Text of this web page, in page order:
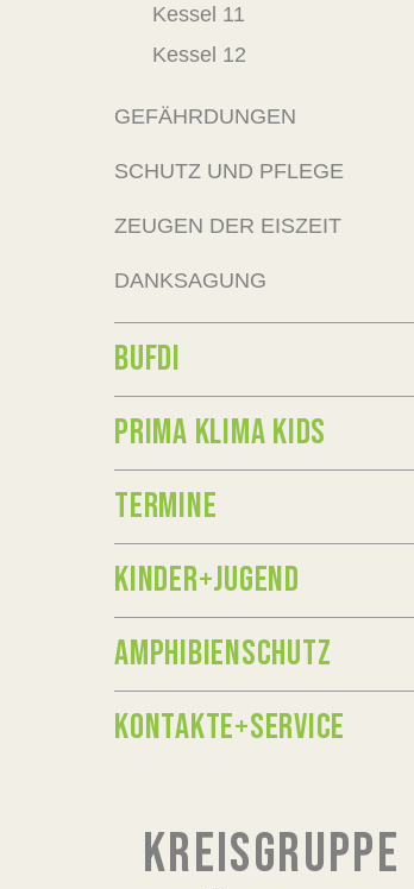
Kessel 11
Kessel 12
GEFÄHRDUNGEN
SCHUTZ UND PFLEGE
ZEUGEN DER EISZEIT
DANKSAGUNG
BUFDI
PRIMA KLIMA KIDS
TERMINE
KINDER+JUGEND
AMPHIBIENSCHUTZ
KONTAKTE+SERVICE
KREISGRUPPE